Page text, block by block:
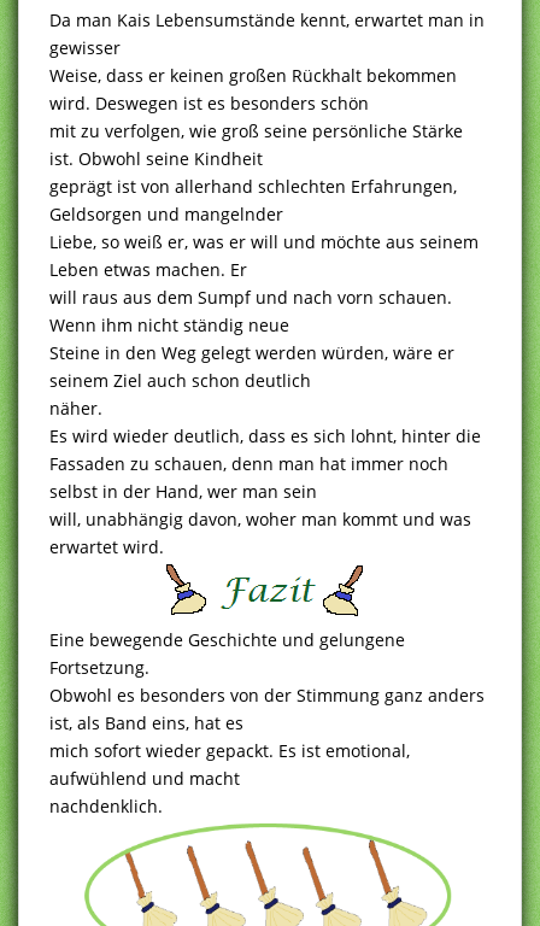
Da man Kais Lebensumstände kennt, erwartet man in
gewisser
Weise, dass er keinen großen Rückhalt bekommen
wird. Deswegen ist es besonders schön
mit zu verfolgen, wie groß seine persönliche Stärke
ist. Obwohl seine Kindheit
geprägt ist von allerhand schlechten Erfahrungen,
Geldsorgen und mangelnder
Liebe, so weiß er, was er will und möchte aus seinem
Leben etwas machen. Er
will raus aus dem Sumpf und nach vorn schauen.
Wenn ihm nicht ständig neue
Steine in den Weg gelegt werden würden, wäre er
seinem Ziel auch schon deutlich
näher.
Es wird wieder deutlich, dass es sich lohnt, hinter die
Fassaden zu schauen, denn man hat immer noch
selbst in der Hand, wer man sein
will, unabhängig davon, woher man kommt und was
erwartet wird.
Eine bewegende Geschichte und gelungene
Fortsetzung.
Obwohl es besonders von der Stimmung ganz anders
ist, als Band eins, hat es
mich sofort wieder gepackt. Es ist emotional,
aufwühlend und macht
nachdenklich.